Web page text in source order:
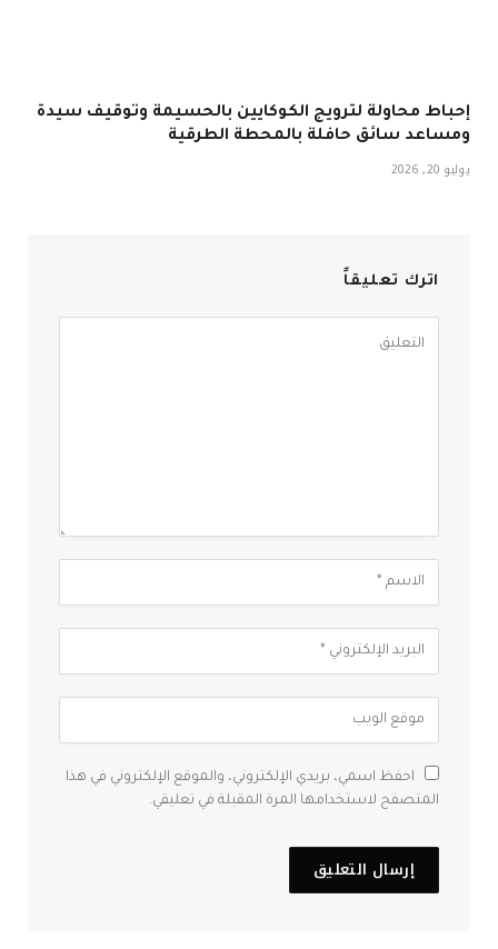
إحباط محاولة لترويج الكوكايين بالحسيمة وتوقيف سيدة
ومساعد سائق حافلة بالمحطة الطرقية
يوليو 20, 2026
اترك تعليقاً
احفظ اسمي، بريدي الإلكتروني، والموقع الإلكتروني في هذا
المتصفح لاستخدامها المرة المقبلة في تعليقي.